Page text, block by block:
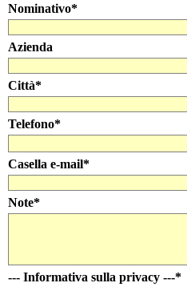
Nominativo*
Azienda
Città*
Telefono*
Casella e-mail*
Note*
--- Informativa sulla privacy ---*